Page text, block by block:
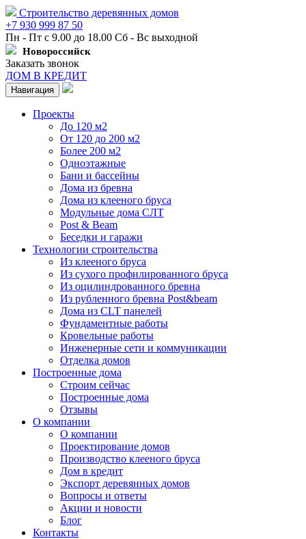
Строительство деревянных домов
+7 930 999 87 50
Пн - Пт с 9.00 до 18.00 Сб - Вс выходной
Новороссийск
Заказать звонок
ДОМ В КРЕДИТ
Навигация
Проекты
До 120 м2
От 120 до 200 м2
Более 200 м2
Одноэтажные
Бани и бассейны
Дома из бревна
Дома из клееного бруса
Модульные дома СЛТ
Post & Beam
Беседки и гаражи
Технологии строительства
Из клееного бруса
Из сухого профилированного бруса
Из оцилиндрованного бревна
Из рубленного бревна Post&beam
Дома из CLT панелей
Фундаментные работы
Кровельные работы
Инженерные сети и коммуникации
Отделка домов
Построенные дома
Строим сейчас
Построенные дома
Отзывы
О компании
О компании
Проектирование домов
Производство клееного бруса
Дом в кредит
Экспорт деревянных домов
Вопросы и ответы
Акции и новости
Блог
Контакты